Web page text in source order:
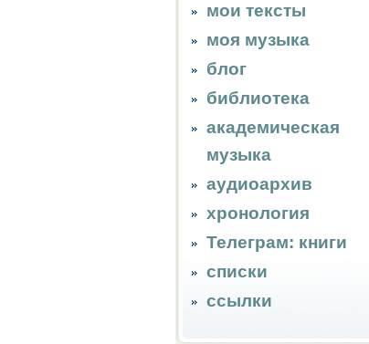
мои тексты
моя музыка
блог
библиотека
академическая
музыка
аудиоархив
хронология
Телеграм: книги
списки
ссылки